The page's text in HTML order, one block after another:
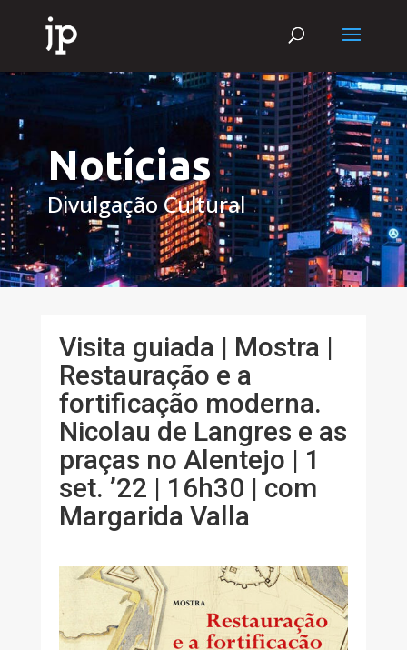
Notícias
Divulgação Cultural
Visita guiada | Mostra |
Restauração e a
fortificação moderna.
Nicolau de Langres e as
praças no Alentejo | 1
set. ’22 | 16h30 | com
Margarida Valla​